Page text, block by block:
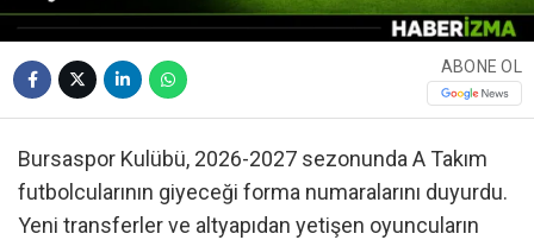
ABONE OL
Bursaspor Kulübü, 2026-2027 sezonunda A Takım
futbolcularının giyeceği forma numaralarını duyurdu.
Yeni transferler ve altyapıdan yetişen oyuncuların